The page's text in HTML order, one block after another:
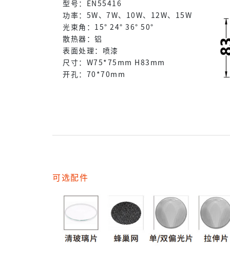
型号：EN55416
功率：5W、7W、10W、12W、15W
光束角：15° 24° 36° 50°
散热器：铝
表面处理：喷漆
尺寸：W75*75mm H83mm
开孔：70*70mm
可选配件